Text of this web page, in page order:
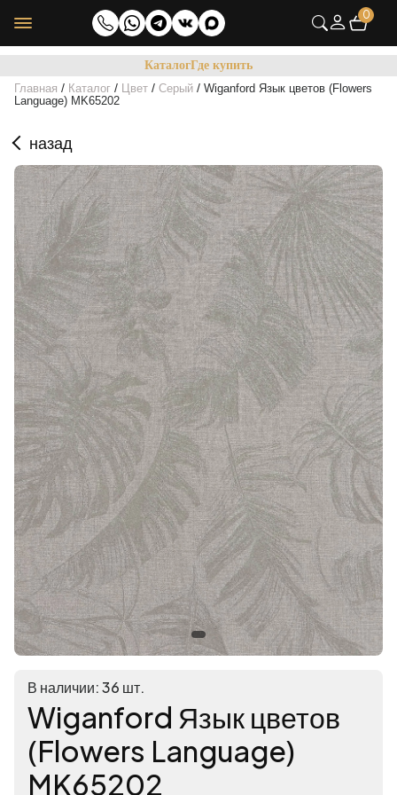
0
КаталогГде купить
Главная / Каталог / Цвет / Серый / Wiganford Язык цветов (Flowers
Language) MK65202
назад
В наличии: 36 шт.
Wiganford Язык цветов
(Flowers Language)
MK65202